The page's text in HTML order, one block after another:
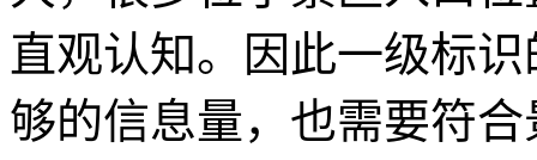
直观认知。因此一级标
够的信息量，也需要符